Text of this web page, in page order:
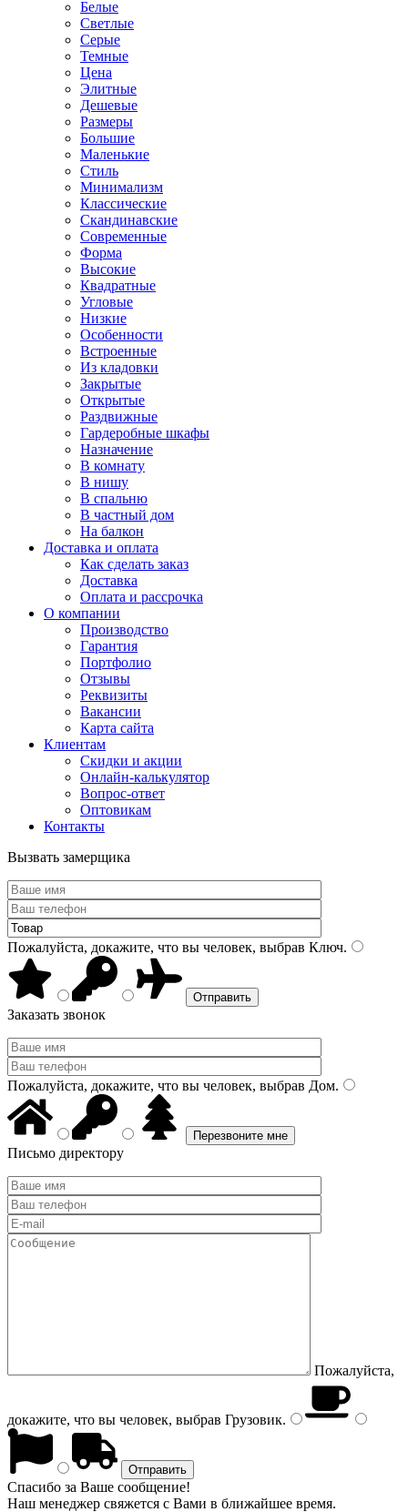
Белые
Светлые
Серые
Темные
Цена
Элитные
Дешевые
Размеры
Большие
Маленькие
Стиль
Минимализм
Классические
Скандинавские
Современные
Форма
Высокие
Квадратные
Угловые
Низкие
Особенности
Встроенные
Из кладовки
Закрытые
Открытые
Раздвижные
Гардеробные шкафы
Назначение
В комнату
В нишу
В спальню
В частный дом
На балкон
Доставка и оплата
Как сделать заказ
Доставка
Оплата и рассрочка
О компании
Производство
Гарантия
Портфолио
Отзывы
Реквизиты
Вакансии
Карта сайта
Клиентам
Скидки и акции
Онлайн-калькулятор
Вопрос-ответ
Оптовикам
Контакты
Вызвать замерщика
Пожалуйста, докажите, что вы человек, выбрав Ключ.
Заказать звонок
Пожалуйста, докажите, что вы человек, выбрав Дом.
Письмо директору
Пожалуйста,
докажите, что вы человек, выбрав Грузовик.
Спасибо за Ваше сообщение!
Наш менеджер свяжется с Вами в ближайшее время.